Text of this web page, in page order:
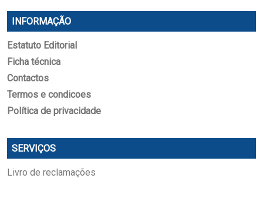
INFORMAÇÃO
Estatuto Editorial
Ficha técnica
Contactos
Termos e condicoes
Política de privacidade
SERVIÇOS
Livro de reclamações